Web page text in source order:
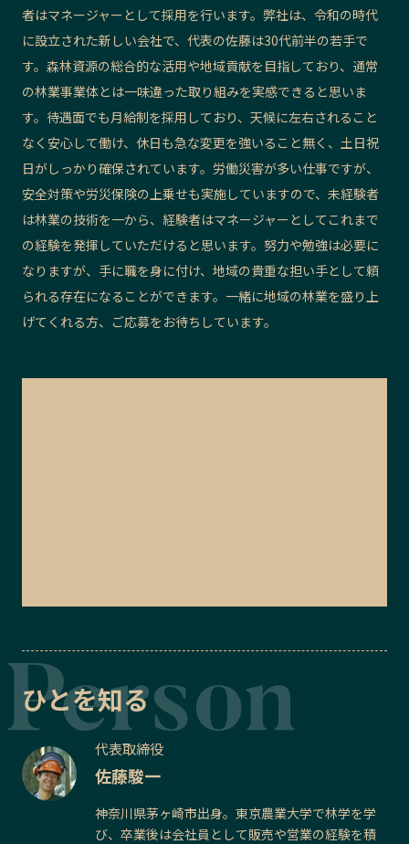
者はマネージャーとして採用を行います。弊社は、令和の時代
に設立された新しい会社で、代表の佐藤は30代前半の若手で
す。森林資源の総合的な活用や地域貢献を目指しており、通常
の林業事業体とは一味違った取り組みを実感できると思いま
す。待遇面でも月給制を採用しており、天候に左右されること
なく安心して働け、休日も急な変更を強いること無く、土日祝
日がしっかり確保されています。労働災害が多い仕事ですが、
安全対策や労災保険の上乗せも実施していますので、未経験者
は林業の技術を一から、経験者はマネージャーとしてこれまで
の経験を発揮していただけると思います。努力や勉強は必要に
なりますが、手に職を身に付け、地域の貴重な担い手として頼
られる存在になることができます。一緒に地域の林業を盛り上
げてくれる方、ご応募をお待ちしています。
ひとを知る
代表取締役
佐藤駿一
神奈川県茅ヶ崎市出身。東京農業大学で林学を学
び、卒業後は会社員として販売や営業の経験を積